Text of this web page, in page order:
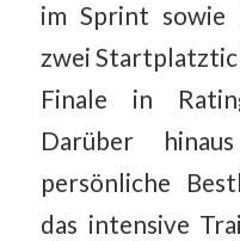
im Sprint sowie
zwei
Finale in
Darüber
persönliche
das intensive